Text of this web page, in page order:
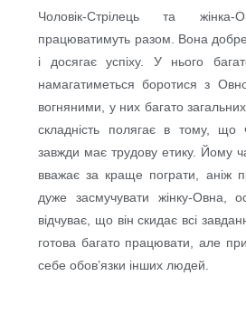
Чоловік-Стрілець та
працюватимуть разом. Вона добре
і досягає успіху. У нього
намагатиметься боротися з
вогняними, у них багато
складність полягає в тому, що
завжди має трудову етику. Йому
вважає за краще пограти, аніж
дуже засмучувати жінку-Овна,
відчуває, що він скидає всі
готова багато працювати, але
себе обов’язки інших людей.